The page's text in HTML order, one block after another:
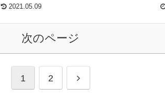
2021.05.09
次のページ
1 2